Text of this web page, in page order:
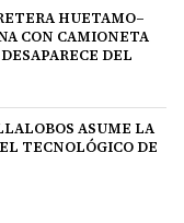
HUETAMO–
CON CAMIONETA
DEL
ASUME LA
TECNOLÓGICO DE